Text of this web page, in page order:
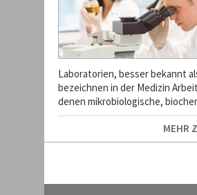
Laboratorien, besser bekannt
bezeichnen in der Medizin
denen mikrobiologische,
MEHR